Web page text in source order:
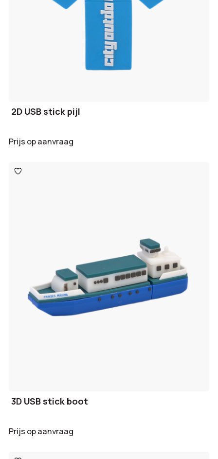
2D USB stick pijl
Prijs op aanvraag
Toevoegen
aan
3D USB stick boot
Prijs op aanvraag